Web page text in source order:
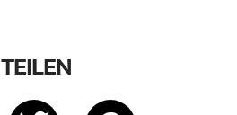
TEILEN